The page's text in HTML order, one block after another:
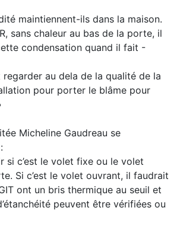
maintiennent-ils dans la maison.
sans chaleur au bas de la porte, il
condensation quand il fait -
au dela de la qualité de la
pour porter le blâme pour
Micheline Gaudreau se
si c’est le volet fixe ou le volet
Si c’est le volet ouvrant, il faudrait
ont un bris thermique au seuil et
peuvent être vérifiées ou